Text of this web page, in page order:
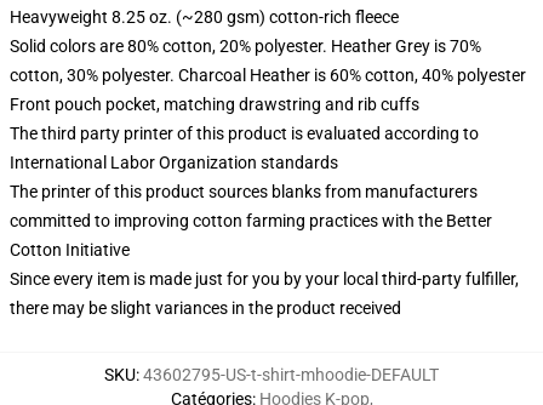
Heavyweight 8.25 oz. (~280 gsm) cotton-rich fleece
Solid colors are 80% cotton, 20% polyester. Heather Grey is 70%
cotton, 30% polyester. Charcoal Heather is 60% cotton, 40% polyester
Front pouch pocket, matching drawstring and rib cuffs
The third party printer of this product is evaluated according to
International Labor Organization standards
The printer of this product sources blanks from manufacturers
committed to improving cotton farming practices with the Better
Cotton Initiative
Since every item is made just for you by your local third-party fulfiller,
there may be slight variances in the product received
SKU:43602795-US-t-shirt-mhoodie-DEFAULT
Catégories: Hoodies K-pop,